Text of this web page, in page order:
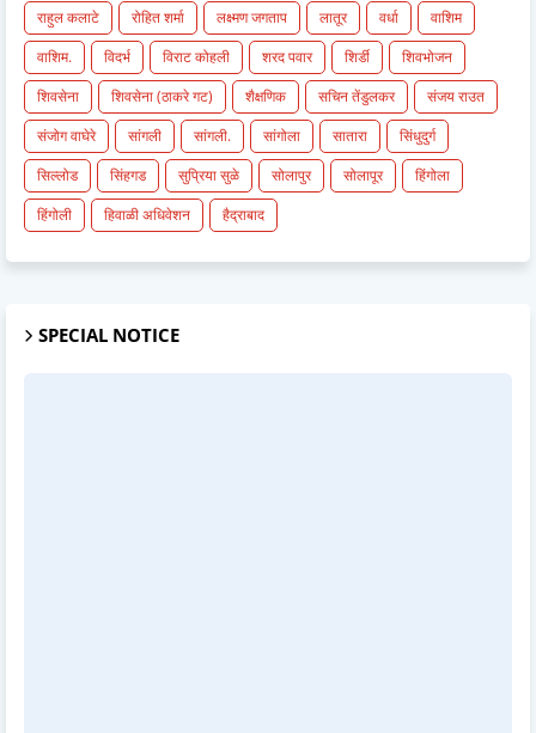
राहुल कलाटे रोहित शर्मा लक्ष्मण जगताप लातूर वर्धा
वाशिम
वाशिम.
विदर्भ विराट कोहली शरद पवार शिर्डी
शिवभोजन
शिवसेना
शिवसेना (ठाकरे गट) शैक्षणिक सचिन तेंडुलकर
संजय राउत
संजोग वाघेरे
सांगली सांगली. सांगोला सातारा
सिंधुदुर्ग
सिल्लोड
सिंहगड सुप्रिया सुळे सोलापुर सोलापूर
हिंगोला
हिंगोली
हिवाळी अधिवेशन हैद्राबाद
SPECIAL NOTICE